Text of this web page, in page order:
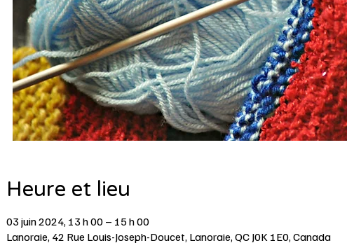
Heure et lieu
03 juin 2024, 13 h 00 – 15 h 00
Lanoraie, 42 Rue Louis-Joseph-Doucet, Lanoraie, QC J0K 1E0, Canada